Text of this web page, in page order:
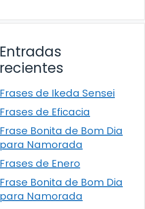
Entradas
recientes
Frases de Ikeda Sensei
Frases de Eficacia
Frase Bonita de Bom Dia
para Namorada
Frases de Enero
Frase Bonita de Bom Dia
para Namorada